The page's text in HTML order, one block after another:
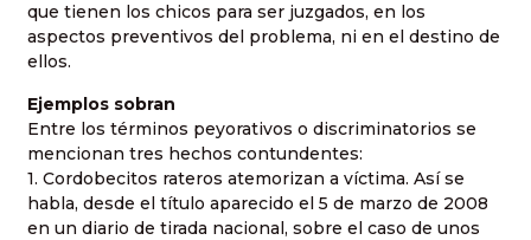
que tienen los chicos para ser juzgados, en los
aspectos preventivos del problema, ni en el destino de
ellos.
Ejemplos sobran
Entre los términos peyorativos o discriminatorios se
mencionan tres hechos contundentes:
1. Cordobecitos rateros atemorizan a víctima. Así se
habla, desde el título aparecido el 5 de marzo de 2008
en un diario de tirada nacional, sobre el caso de unos